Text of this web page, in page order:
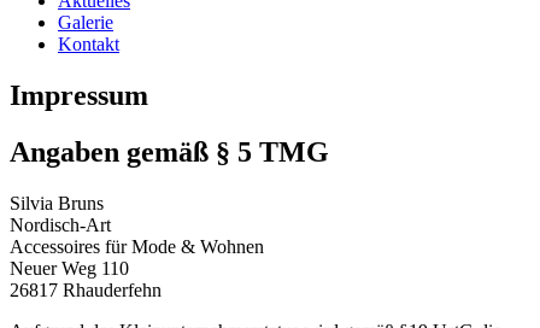
Galerie
Kontakt
Impressum
Angaben gemäß § 5 TMG
Silvia Bruns
Nordisch-Art
Accessoires für Mode & Wohnen
Neuer Weg 110
26817 Rhauderfehn